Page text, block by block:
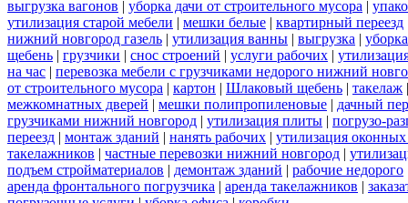
выгрузка вагонов | уборка дачи от строительного мусора |
утилизация старой мебели | мешки белые | квартирный переезд
нижний новгород газель | утилизация ванны | выгрузка |
щебень | грузчики | снос строений | услуги рабочих |
на час | перевозка мебели с грузчиками недорого нижний
от строительного мусора | картон | Шлаковый щебень | такелаж
межкомнатных дверей | мешки полипропиленовые | дачный
грузчиками нижний новгород | утилизация плиты | погрузо-
переезд | монтаж зданий | нанять рабочих | утилизация
такелажников | частные перевозки нижний новгород |
подъем стройматериалов | демонтаж зданий | рабочие недорого
аренда фронтального погрузчика | аренда такелажников |